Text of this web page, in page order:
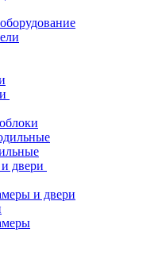
двери
и двери